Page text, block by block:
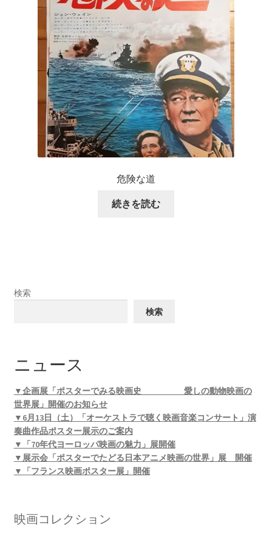
危険な道
続きを読む
検索
検索
ニュース
▼企画展「ポスターでみる映画史 愛しの動物映画の
世界展」開催のお知らせ
▼6月13日（土）「オーケストラで聴く映画音楽コンサート」演
奏曲作品ポスター展示のご案内
▼「70年代ヨーロッパ映画の魅力」展開催
▼展示会「ポスターでたどる日本アニメ映画の世界」展 開催
▼「フランス映画ポスター展」開催
映画コレクション